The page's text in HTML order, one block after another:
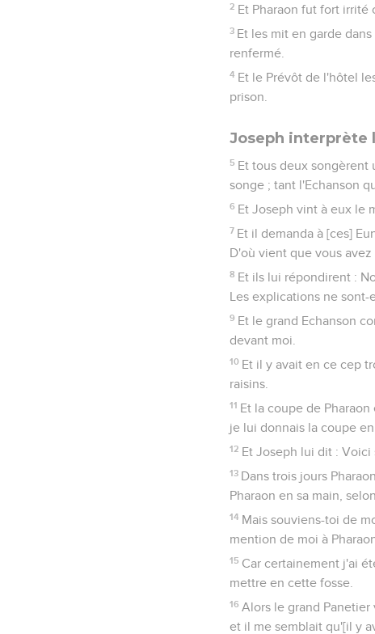
2 Et Pharaon fut fort irrité
3 Et les mit en garde
renfermé.
4 Et le Prévôt de l'hôtel
prison.
Joseph interprète
5 Et tous deux songèrent
songe ; tant l'Echanson
6 Et Joseph vint à eux le
7 Et il demanda à [ces]
D'où vient que vous
8 Et ils lui répondirent :
Les explications ne sont-
9 Et le grand Echanson
devant moi.
10 Et il y avait en ce cep
raisins.
11 Et la coupe de
je lui donnais la coupe en
12 Et Joseph lui dit : Voici
13 Dans trois jours
Pharaon en sa main,
14 Mais souviens-toi de
mention de moi à
15 Car certainement j'ai
mettre en cette fosse.
16 Alors le grand
et il me semblait qu'[il y